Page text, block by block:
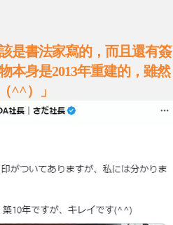
是書法家寫的，而且還有簽
本身是2013年重建的，雖然
^^）」